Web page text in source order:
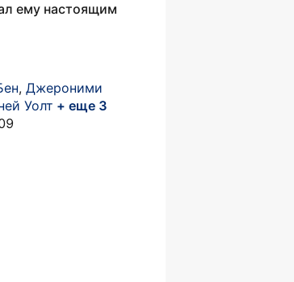
ему настоящим
, Джероними
Уолт + еще 3